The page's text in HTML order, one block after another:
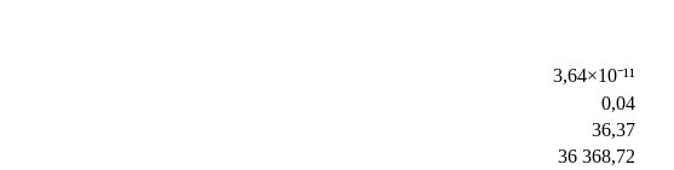
3,64×10⁻¹¹
0,04
36,37
36 368,72